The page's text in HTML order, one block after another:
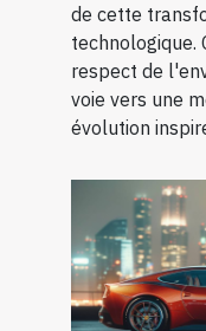
de cette
technologique.
respect de
voie vers une
évolution